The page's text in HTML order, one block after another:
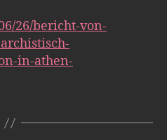
26/bericht-von-
in-athen-